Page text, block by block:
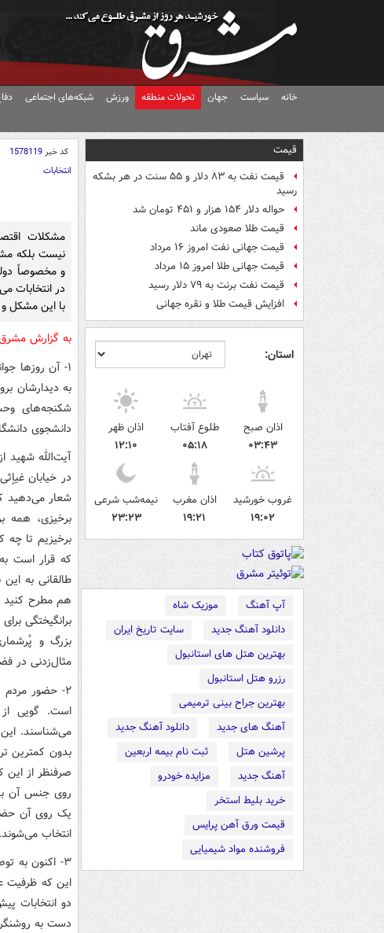
خانه سیاست جهان تحولات منطقه ورزش شبکه‌های اجتماعی
قیمت
قیمت نفت به ۸۳ دلار و ۵۵ سنت در هر بشکه
رسید
حواله دلار ۱۵۴ هزار و ۴۵۱ تومان شد
قیمت طلا صعودی ماند
قیمت جهانی نفت امروز ۱۶ مرداد
قیمت جهانی طلا امروز ۱۵ مرداد
قیمت نفت برنت به ۷۹ دلار رسید
افزایش قیمت طلا و نقره جهانی
استان:
اذان صبح
۰۳:۴۳
طلوع آفتاب
۰۵:۱۸
اذان ظهر
۱۲:۱۰
غروب خورشید
۱۹:۰۲
اذان مغرب
۱۹:۲۱
نیمه‌شب شرعی
۲۳:۲۳
آپ آهنگ
موزیک شاه
دانلود آهنگ جدید
سایت تاریخ ایران
بهترین هتل های استانبول
رزرو هتل استانبول
بهترین جراح بینی ترمیمی
آهنگ های جدید
دانلود آهنگ جدید
پرشین هتل
ثبت نام بیمه اربعین
آهنگ جدید
مزایده خودرو
خرید بلیط استخر
قیمت ورق آهن پرایس
فروشنده مواد شیمیایی
کد خبر1578119
انتخابات
مشکلات
نیست بلکه
و مخصوصاً
در انتخابات
با این مشکل
به گزارش
به دیدارشان
شکنجه‌های
دانشجوی
آیت‌الله شهید
در خیابان
شعار می‌دهید
برخیزی، همه
برخیزیم تا چه
که قرار است
طالقانی به
هم مطرح
برانگیختگی
بزرگ و
مثال‌زدنی در
است. گویی
می‌شناسند.
بدون کمترین
صرفنظر از این
یک روی آن
انتخاب
۳- اکنون به
دو انتخابات
دست به